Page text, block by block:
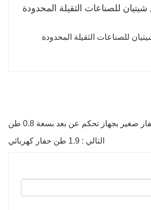
صغير بجهاز تحكم عن بعد بسعة 0.8 طن
التالي : 1.9 طن حفار كهربائي